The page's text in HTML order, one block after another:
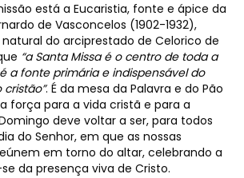
está a Eucaristia, fonte e ápice da
de Vasconcelos (1902-1932),
do arciprestado de Celorico de
“a Santa Missa é o centro de toda a
a fonte primária e indispensável do
. É da mesa da Palavra e do Pão
força para a vida cristã e para a
deve voltar a ser, para todos
do Senhor, em que as nossas
em torno do altar, celebrando a
da presença viva de Cristo.